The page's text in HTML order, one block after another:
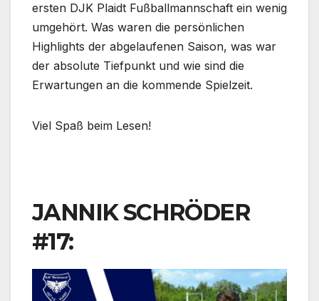
ersten DJK Plaidt Fußballmannschaft ein wenig
umgehört. Was waren die persönlichen
Highlights der abgelaufenen Saison, was war
der absolute Tiefpunkt und wie sind die
Erwartungen an die kommende Spielzeit.
Viel Spaß beim Lesen!
JANNIK SCHRÖDER
#17: